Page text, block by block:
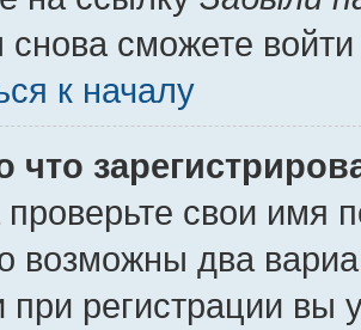
снова сможете
к началу
что
свои имя
возможны два
при регистрации вы